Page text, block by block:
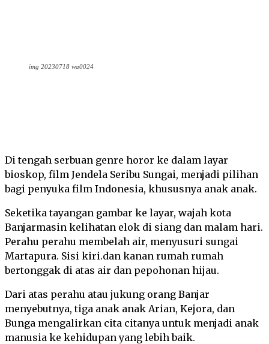
img 20230718 wa0024
Di tengah serbuan genre horor ke dalam layar
bioskop, film Jendela Seribu Sungai, menjadi pilihan
bagi penyuka film Indonesia, khususnya anak anak.
Seketika tayangan gambar ke layar, wajah kota
Banjarmasin kelihatan elok di siang dan malam hari.
Perahu perahu membelah air, menyusuri sungai
Martapura. Sisi kiri.dan kanan rumah rumah
bertonggak di atas air dan pepohonan hijau.
Dari atas perahu atau jukung orang Banjar
menyebutnya, tiga anak anak Arian, Kejora, dan
Bunga mengalirkan cita citanya untuk menjadi anak
manusia ke kehidupan yang lebih baik.